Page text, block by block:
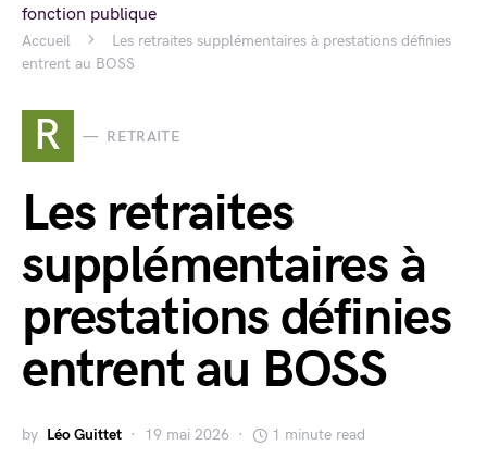
Accueil
Les retraites supplémentaires à prestations définies
entrent au BOSS
R RETRAITE
Les retraites
supplémentaires à
prestations définies
entrent au BOSS
by Léo Guittet 19 mai 2026 1 minute read
fonction publique